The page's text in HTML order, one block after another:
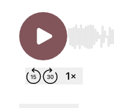
Use Left/